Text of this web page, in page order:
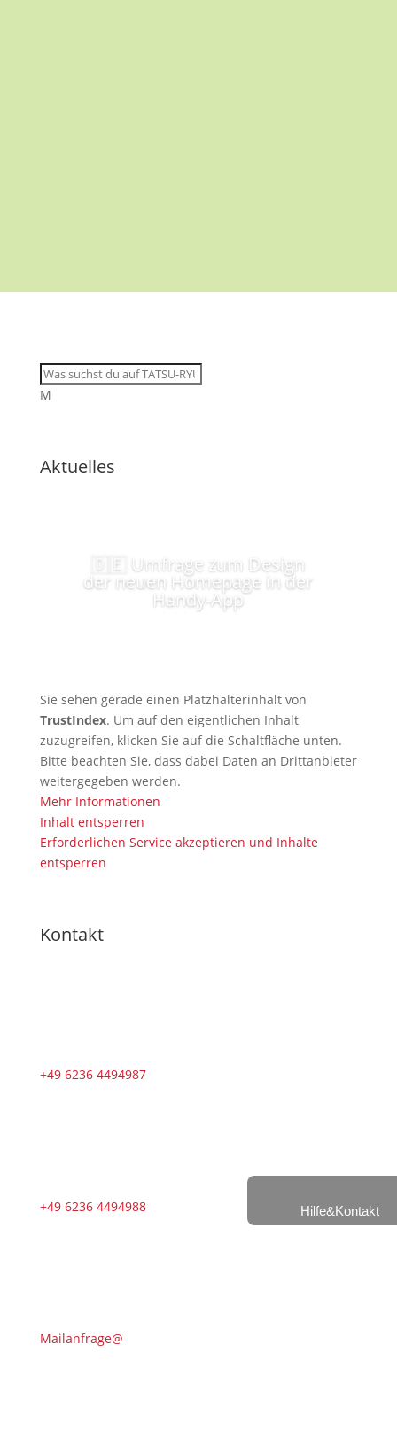
M
Aktuelles
🇩🇪 Umfrage zum Design
der neuen Homepage in der
Handy-App
Sie sehen gerade einen Platzhalterinhalt von
TrustIndex. Um auf den eigentlichen Inhalt
zuzugreifen, klicken Sie auf die Schaltfläche unten.
Bitte beachten Sie, dass dabei Daten an Drittanbieter
weitergegeben werden.
Mehr Informationen
Inhalt entsperren
Erforderlichen Service akzeptieren und Inhalte
entsperren
Kontakt
+49 6236 4494987
+49 6236 4494988
Mailanfrage@
Hilfe&Kontakt